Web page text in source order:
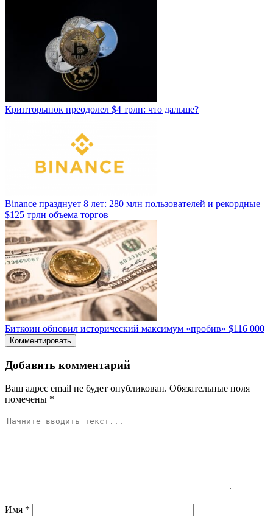
Крипторынок преодолел $4 трлн: что дальше?
Binance празднует 8 лет: 280 млн пользователей и рекордные
$125 трлн объема торгов
Биткоин обновил исторический максимум «пробив» $116 000
Комментировать
Добавить комментарий
Ваш адрес email не будет опубликован. Обязательные поля
помечены *
Имя *